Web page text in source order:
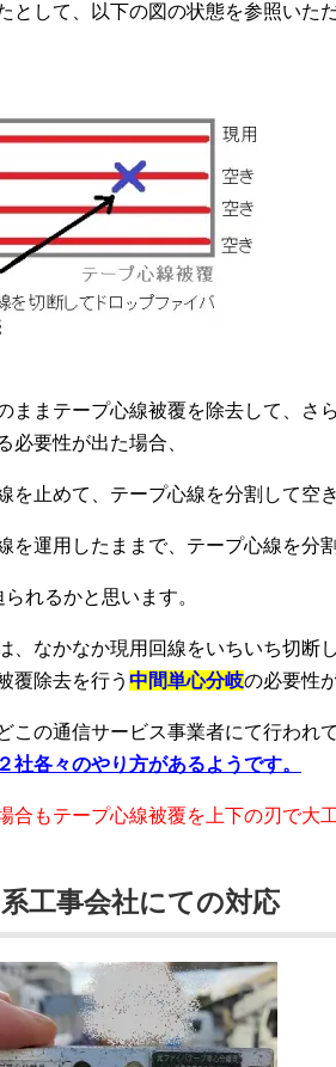
として、以下の図の状態を参照いた
ままテープ心線被覆を除去して、さ
必要性が出た場合、
を止めて、テープ心線を分割して空
を運用したままで、テープ心線を分
れるかと思います。
、なかなか現用回線をいちいち切断
覆除去を行う 中間単心分岐の必要性
この通信サービス事業者にて行われ
社各々のやり方があるようです。
合もテープ心線被覆を上下の刃で大
系工事会社にての対応